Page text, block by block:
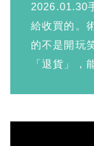
2026.01.30
給收買的。
的不是開玩
「退貨」，